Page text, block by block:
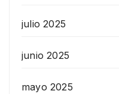
julio 2025
junio 2025
mayo 2025